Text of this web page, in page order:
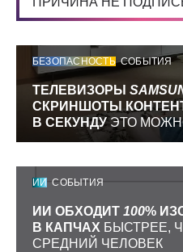
БЕЗОПАСНОСТЬ СОБЫТИЯ
ТЕЛЕВИЗОРЫ
СКРИНШОТЫ
В СЕКУНДУЭТО
ИИ СОБЫТИЯ
ИИ ОБХОДИТ 100%
В КАПЧАХ БЫСТРЕЕ,
СРЕДНИЙ ЧЕЛОВЕК